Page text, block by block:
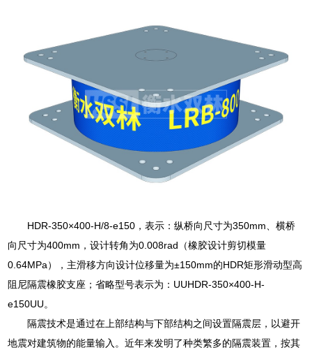
HDR-350×400-H/8-e150，表示：纵桥向尺寸为350mm、横桥
向尺寸为400mm，设计转角为0.008rad（橡胶设计剪切模量
0.64MPa），主滑移方向设计位移量为±150mm的HDR矩形滑动型高
阻尼隔震橡胶支座；省略型号表示为：UUHDR-350×400-H-
e150UU。
隔震技术是通过在上部结构与下部结构之间设置隔震层，以避开
地震对建筑物的能量输入。近年来发明了种类繁多的隔震装置，按其